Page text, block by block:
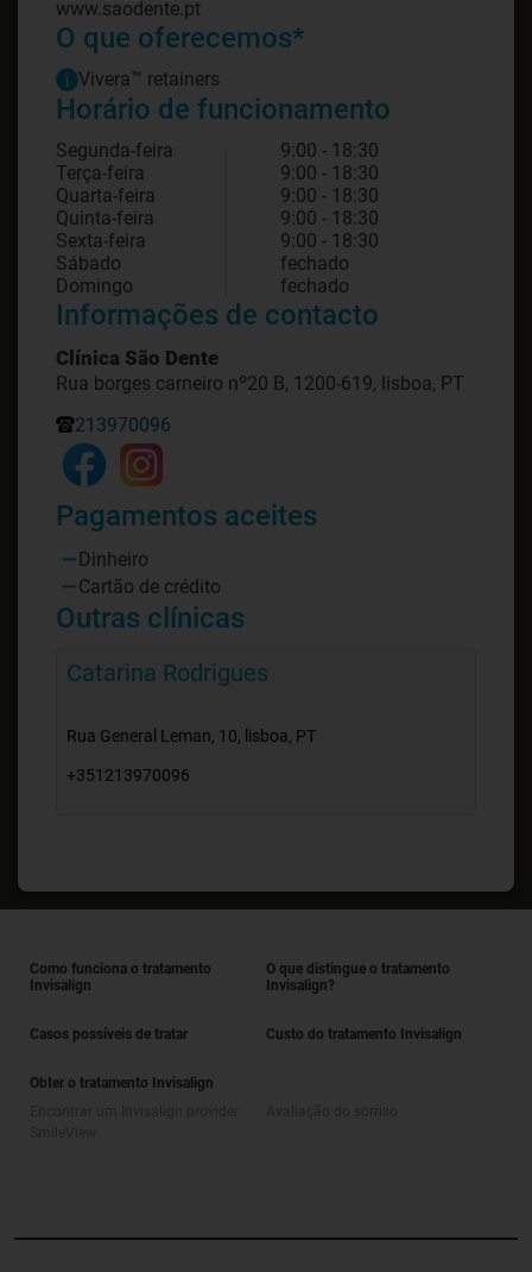
O que oferecemos*
Vivera™ retainers
Horário de funcionamento
Segunda-feira
9:00 - 18:30
Terça-feira
9:00 - 18:30
Quarta-feira
9:00 - 18:30
Quinta-feira
9:00 - 18:30
Sexta-feira
9:00 - 18:30
Sábado
fechado
Domingo
fechado
Informações de contacto
Clínica São Dente
Rua borges carneiro nº20 B, 1200-619, lisboa, PT
213970096
Pagamentos aceites
Dinheiro
Cartão de crédito
Outras clínicas
Catarina Rodrigues
Rua General Leman, 10, lisboa, PT
+351213970096
Como funciona o tratamento
Invisalign
O que distingue o tratamento
Invisalign?
Casos possíveis de tratar Custo do tratamento Invisalign
Obter o tratamento Invisalign